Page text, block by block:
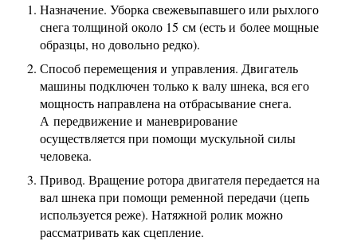
Назначение. Уборка свежевыпавшего или рыхлого
снега толщиной около 15 см (есть и более мощные
образцы, но довольно редко).
Способ перемещения и управления. Двигатель
машины подключен только к валу шнека, вся его
мощность направлена на отбрасывание снега.
А передвижение и маневрирование
осуществляется при помощи мускульной силы
человека.
Привод. Вращение ротора двигателя передается на
вал шнека при помощи ременной передачи (цепь
используется реже). Натяжной ролик можно
рассматривать как сцепление.